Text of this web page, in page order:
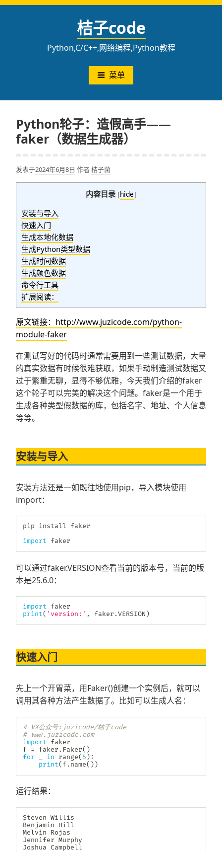
跳
桔子code
Python,C/C++,网络编程,Python教程
菜单
Python轮子：造假高手——
faker（数据生成器）
发表于2024年6月8日 作者桔子菌
内容目录 [hide]
安装与导入
快速入门
生成本地化数据
生成Python类型数据
生成时间数据
生成颜色数据
命令行工具
扩展阅读：
原文链接：http://www.juzicode.com/python-
module-faker
在测试写好的代码时通常需要用到一些测试数据，大量
的真实数据有时候很难获取，如果手动制造测试数据又
过于繁重无聊，显得不够优雅，今天我们介绍的faker
这个轮子可以完美的解决这个问题。faker是一个用于
生成各种类型假数据的库，包括名字、地址、个人信息
等等。
安装与导入
安装方法还是一如既往地使用pip，导入模块使用
import：
pip install faker
import faker
可以通过faker.VERSION查看当前的版本号，当前的版
本是25.6.0：
import
print( 'version:' , faker .VERSION )
快速入门
先上一个开胃菜，用Faker()创建一个实例后，就可以
调用其各种方法产生数据了。比如可以生成人名：
# VX公众号:juzicode/桔子code
# www.juzicode.com
import faker
f = faker . Faker( )
for
in range( 5 ) :
print( f. name( ) )
运行结果：
Steven Willis
Benjamin Hill
Melvin Rojas
Jennifer Murphy
Joshua Campbell